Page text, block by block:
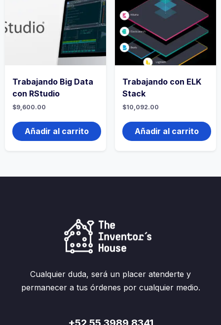
Trabajando Big Data
con RStudio
$9,600.00
Añadir al carrito
Trabajando con ELK
Stack
$10,092.00
Añadir al carrito
Cualquier duda, será un placer atenderte y
permanecer a tus órdenes por cualquier medio.